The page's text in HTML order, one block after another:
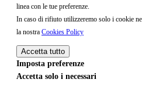
linea con le tue preferenze.
In caso di rifiuto utilizzeremo solo i cookie
la nostra Cookies Policy
Accetta tutto
Imposta preferenze
Accetta solo i necessari